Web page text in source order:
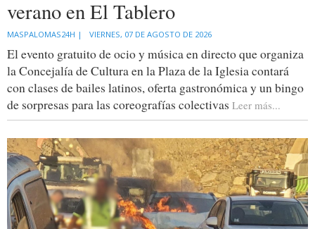
verano en El Tablero
MASPALOMAS24H | VIERNES, 07 DE AGOSTO DE 2026
El evento gratuito de ocio y música en directo que organiza
la Concejalía de Cultura en la Plaza de la Iglesia contará
con clases de bailes latinos, oferta gastronómica y un bingo
de sorpresas para las coreografías colectivas Leer más...